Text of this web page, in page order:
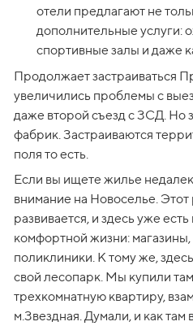
отели предлагают не
дополнительные услуги:
спортивные залы и даже
Продолжает застраиваться
увеличились проблемы с
даже второй съезд с ЗСД. Но
фабрик. Застраиваются
поля то есть.
Если вы ищете жилье
внимание на Новоселье. Этот
развивается, и здесь уже
комфортной жизни:
поликлиники. К тому же,
свой лесопарк. Мы купили
трехкомнатную квартиру,
м.Звездная. Думали, и как там